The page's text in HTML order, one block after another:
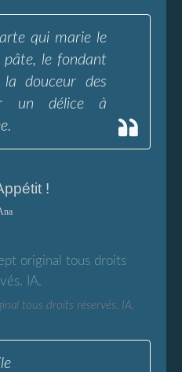
qui marie le
le fondant
douceur des
un délice à
!
tous droits réservés. IA.